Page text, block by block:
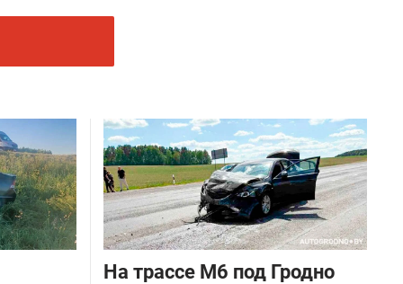
На трассе М6 под Гродно